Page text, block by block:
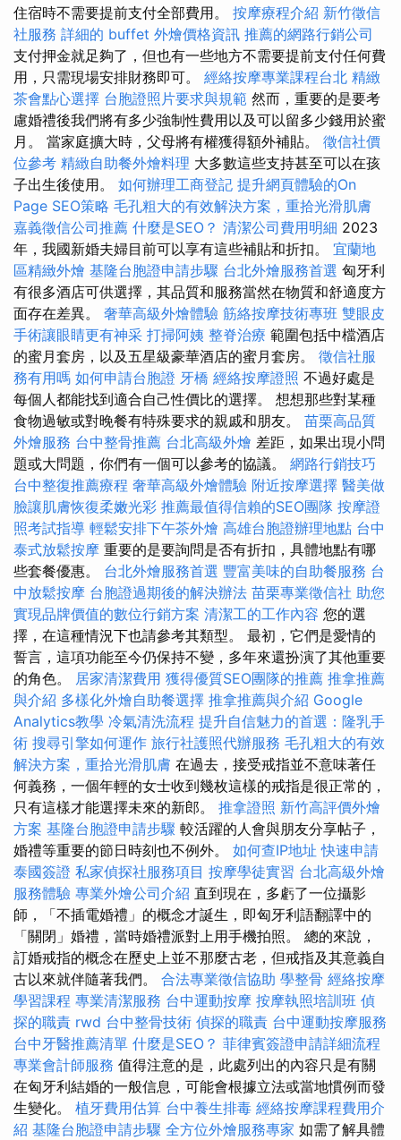
住宿時不需要提前支付全部費用。 按摩療程介紹 新竹徵信
社服務 詳細的 buffet 外燴價格資訊 推薦的網路行銷公司
支付押金就足夠了，但也有一些地方不需要提前支付任何費
用，只需現場安排財務即可。 經絡按摩專業課程台北 精緻
茶會點心選擇 台胞證照片要求與規範 然而，重要的是要考
慮婚禮後我們將有多少強制性費用以及可以留多少錢用於蜜
月。 當家庭擴大時，父母將有權獲得額外補貼。 徵信社價
位參考 精緻自助餐外燴料理 大多數這些支持甚至可以在孩
子出生後使用。 如何辦理工商登記 提升網頁體驗的On
Page SEO策略 毛孔粗大的有效解決方案，重拾光滑肌膚
嘉義徵信公司推薦 什麼是SEO？ 清潔公司費用明細 2023
年，我國新婚夫婦目前可以享有這些補貼和折扣。 宜蘭地
區精緻外燴 基隆台胞證申請步驟 台北外燴服務首選 匈牙利
有很多酒店可供選擇，其品質和服務當然在物質和舒適度方
面存在差異。 奢華高級外燴體驗 筋絡按摩技術專班 雙眼皮
手術讓眼睛更有神采 打掃阿姨 整脊治療 範圍包括中檔酒店
的蜜月套房，以及五星級豪華酒店的蜜月套房。 徵信社服
務有用嗎 如何申請台胞證 牙橋 經絡按摩證照 不過好處是
每個人都能找到適合自己性價比的選擇。 想想那些對某種
食物過敏或對晚餐有特殊要求的親戚和朋友。 苗栗高品質
外燴服務 台中整骨推薦 台北高級外燴 差距，如果出現小問
題或大問題，你們有一個可以參考的協議。 網路行銷技巧
台中整復推薦療程 奢華高級外燴體驗 附近按摩選擇 醫美做
臉讓肌膚恢復柔嫩光彩 推薦最值得信賴的SEO團隊 按摩證
照考試指導 輕鬆安排下午茶外燴 高雄台胞證辦理地點 台中
泰式放鬆按摩 重要的是要詢問是否有折扣，具體地點有哪
些套餐優惠。 台北外燴服務首選 豐富美味的自助餐服務 台
中放鬆按摩 台胞證過期後的解決辦法 苗栗專業徵信社 助您
實現品牌價值的數位行銷方案 清潔工的工作內容 您的選
擇，在這種情況下也請參考其類型。 最初，它們是愛情的
誓言，這項功能至今仍保持不變，多年來還扮演了其他重要
的角色。 居家清潔費用 獲得優質SEO團隊的推薦 推拿推薦
與介紹 多樣化外燴自助餐選擇 推拿推薦與介紹 Google
Analytics教學 冷氣清洗流程 提升自信魅力的首選：隆乳手
術 搜尋引擎如何運作 旅行社護照代辦服務 毛孔粗大的有效
解決方案，重拾光滑肌膚 在過去，接受戒指並不意味著任
何義務，一個年輕的女士收到幾枚這樣的戒指是很正常的，
只有這樣才能選擇未來的新郎。 推拿證照 新竹高評價外燴
方案 基隆台胞證申請步驟 較活躍的人會與朋友分享帖子，
婚禮等重要的節日時刻也不例外。 如何查IP地址 快速申請
泰國簽證 私家偵探社服務項目 按摩學徒實習 台北高級外燴
服務體驗 專業外燴公司介紹 直到現在，多虧了一位攝影
師，「不插電婚禮」的概念才誕生，即匈牙利語翻譯中的
「關閉」婚禮，當時婚禮派對上用手機拍照。 總的來說，
訂婚戒指的概念在歷史上並不那麼古老，但戒指及其意義自
古以來就伴隨著我們。 合法專業徵信協助 學整骨 經絡按摩
學習課程 專業清潔服務 台中運動按摩 按摩執照培訓班 偵
探的職責 rwd 台中整骨技術 偵探的職責 台中運動按摩服務
台中牙醫推薦清單 什麼是SEO？ 菲律賓簽證申請詳細流程
專業會計師服務 值得注意的是，此處列出的內容只是有關
在匈牙利結婚的一般信息，可能會根據立法或當地慣例而發
生變化。 植牙費用估算 台中養生排毒 經絡按摩課程費用介
紹 基隆台胞證申請步驟 全方位外燴服務專家 如需了解具體